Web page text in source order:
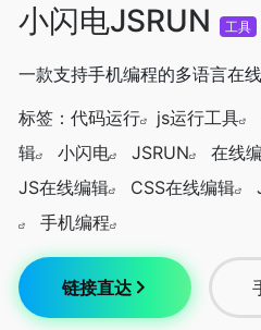
小闪电JSRUN 工具
一款支持手机编程的多语言在
标签： 代码运行 js运行工具
辑
小闪电 JSRUN 在线
JS在线编辑
CSS在线编辑
手机编程
链接直达